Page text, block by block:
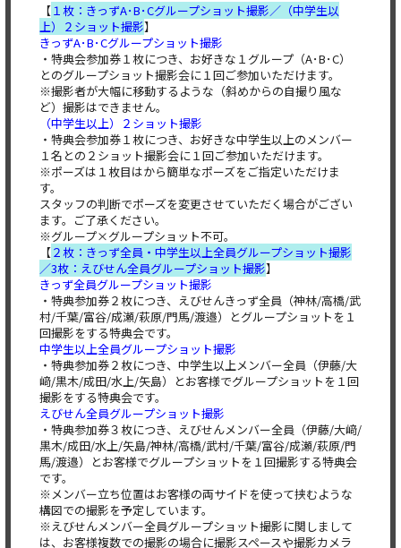
【 １枚：きっずA･B･Cグループショット撮影／（中学生以
上）２ショット撮影】
きっずA･B･Cグループショット撮影
・特典会参加券１枚につき、お好きな１グループ（A･B･C）
とのグループショット撮影会に１回ご参加いただけます。
※撮影者が大幅に移動するような（斜めからの自撮り風な
ど）撮影はできません。
（中学生以上）２ショット撮影
・特典会参加券１枚につき、お好きな中学生以上のメンバー
１名との２ショット撮影会に１回ご参加いただけます。
※ポーズは１枚目はから簡単なポーズをご指定いただけま
す。
スタッフの判断でポーズを変更させていただく場合がござい
ます。ご了承ください。
※グループ×グループショット不可。
【２枚：きっず全員・中学生以上全員グループショット撮影
／3枚：えびせん全員グループショット撮影】
きっず全員グループショット撮影
・特典参加券２枚につき、えびせんきっず全員（神林/高橋/武
村/千葉/富谷/成瀬/萩原/門馬/渡邉）とグループショットを１
回撮影をする特典会です。
中学生以上全員グループショット撮影
・特典参加券２枚につき、中学生以上メンバー全員（伊藤/大
﨑/黒木/成田/水上/矢島）とお客様でグループショットを１回
撮影をする特典会です。
えびせん全員グループショット撮影
・特典参加券３枚につき、えびせんメンバー全員（伊藤/大﨑/
黒木/成田/水上/矢島/神林/高橋/武村/千葉/富谷/成瀬/萩原/門
馬/渡邉）とお客様でグループショットを１回撮影する特典会
です。
※メンバー立ち位置はお客様の両サイドを使って挟むような
構図での撮影を予定しています。
※えびせんメンバー全員グループショット撮影に関しまして
は、お客様複数での撮影の場合に撮影スペースや撮影カメラ